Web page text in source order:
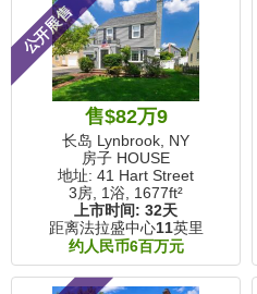
公开展售
售$82万9
长岛 Lynbrook, NY
房子 HOUSE
地址: 41 Hart Street
3房, 1浴, 1677ft²
上市时间: 32天
距离法拉盛中心11英里
约人民币6百万元